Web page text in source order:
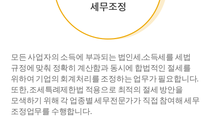
모든 사업자의 소득에 부과되는 법인세,소득세를 세법
규정에 맞춰 정확히 계산함과 동시에 합법적인 절세를
위하여 기업의 회계처리를 조정하는 업무가 필요합니다.
또한, 조세특례제한법 적용으로 최적의 절세 방안을
모색하기 위해 각 업종별 세무전문가가 직접 참여해 세무
조정업무를 수행합니다.